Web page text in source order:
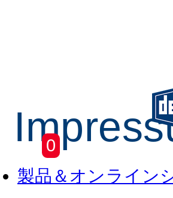
Skip to main content
0
製品＆オンライン